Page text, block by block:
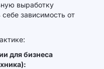
выработку
зависимость от
для бизнеса